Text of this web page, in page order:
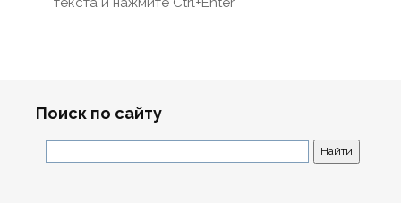
Поиск по сайту